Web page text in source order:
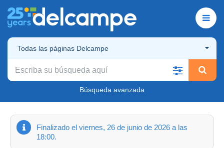
Todas las páginas Delcampe
Búsqueda avanzada
Finalizado el viernes, 26 de junio de 2026 a las
18:00.